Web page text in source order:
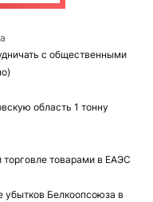
с общественными
область 1 тонну
торговле товарами в ЕАЭС
Белкоопсоюза в